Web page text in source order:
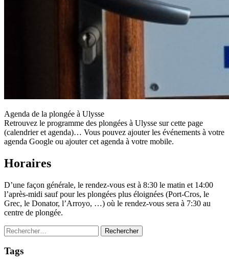
Agenda de la plongée à Ulysse
Retrouvez le programme des plongées à Ulysse sur cette page
(calendrier et agenda)… Vous pouvez ajouter les événements à votre
agenda Google ou ajouter cet agenda à votre mobile.
Horaires
D’une façon générale, le rendez-vous est à 8:30 le matin et 14:00
l’après-midi sauf pour les plongées plus éloignées (Port-Cros, le
Grec, le Donator, l’Arroyo, …) où le rendez-vous sera à 7:30 au
centre de plongée.
Rechercher :
Tags